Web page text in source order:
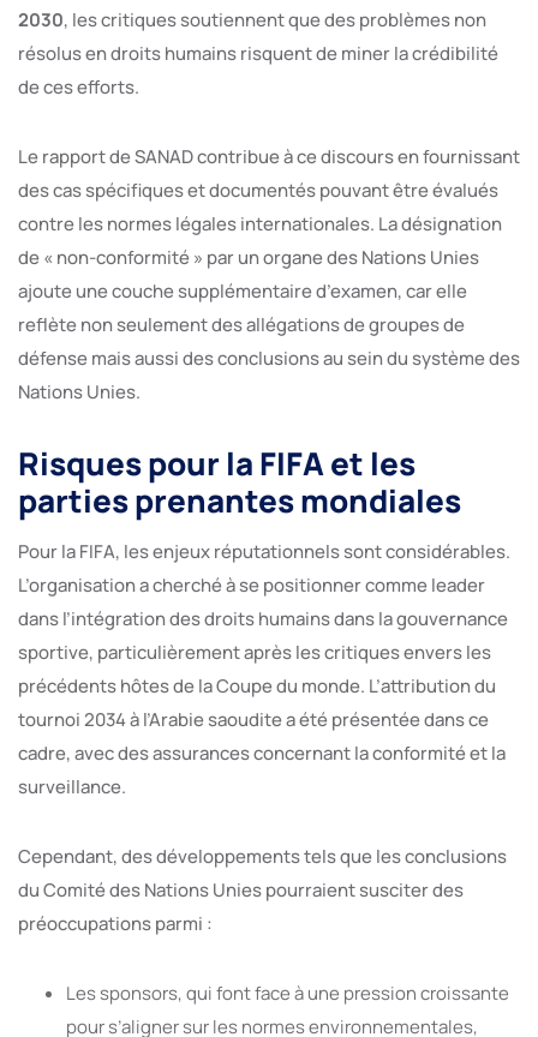
2030, les critiques soutiennent que des problèmes non
résolus en droits humains risquent de miner la crédibilité
de ces efforts.
Le rapport de SANAD contribue à ce discours en fournissant
des cas spécifiques et documentés pouvant être évalués
contre les normes légales internationales. La désignation
de « non-conformité » par un organe des Nations Unies
ajoute une couche supplémentaire d’examen, car elle
reflète non seulement des allégations de groupes de
défense mais aussi des conclusions au sein du système des
Nations Unies.
Risques pour la FIFA et les
parties prenantes mondiales
Pour la FIFA, les enjeux réputationnels sont considérables.
L’organisation a cherché à se positionner comme leader
dans l’intégration des droits humains dans la gouvernance
sportive, particulièrement après les critiques envers les
précédents hôtes de la Coupe du monde. L’attribution du
tournoi 2034 à l’Arabie saoudite a été présentée dans ce
cadre, avec des assurances concernant la conformité et la
surveillance.
Cependant, des développements tels que les conclusions
du Comité des Nations Unies pourraient susciter des
préoccupations parmi :
Les sponsors, qui font face à une pression croissante
pour s’aligner sur les normes environnementales,